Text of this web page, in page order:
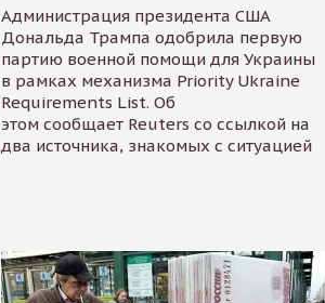
Администрация президента США
Дональда Трампа одобрила первую
партию военной помощи для Украины
в рамках механизма Priority Ukraine
Requirements List. Об
этом сообщает Reuters со ссылкой на
два источника, знакомых с ситуацией